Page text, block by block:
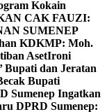
Kokain
CAK FAUZI:
SUMENEP
KDKMP: Moh.
AsetIroni
Bupati dan Jeratan
Bupati
Sumenep Ingatkan
DPRD Sumenep: